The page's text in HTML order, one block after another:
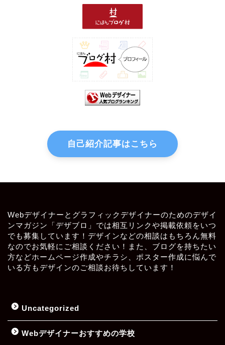
自己紹介記事はこちら
Webデザイナーとグラフィックデザイナーのためのデザイ
ンマガジン「デザブロ」では相互リンクや掲載依頼をいつ
でも募集しています！デザインなどの相談はもちろん無料
なのでお気軽にご相談ください！また、ブログを持ちたい
方などホームページ作成やチラシ、ポスター作成に悩んで
いる方もデザインのご相談お待ちしています！
Uncategorized
Webデザイナーおすすめの学校